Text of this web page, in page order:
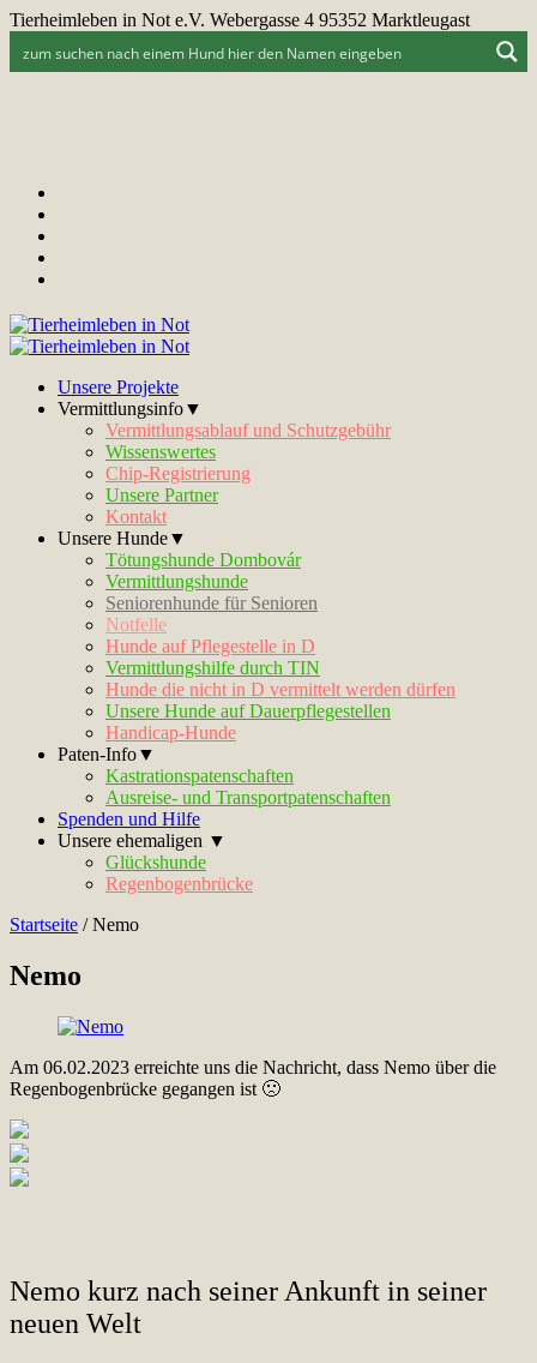
Tierheimleben in Not e.V. Webergasse 4 95352 Marktleugast
Unsere Projekte
Vermittlungsinfo▼
Vermittlungsablauf und Schutzgebühr
Wissenswertes
Chip-Registrierung
Unsere Partner
Kontakt
Unsere Hunde▼
Tötungshunde Dombovár
Vermittlungshunde
Seniorenhunde für Senioren
Notfelle
Hunde auf Pflegestelle in D
Vermittlungshilfe durch TIN
Hunde die nicht in D vermittelt werden dürfen
Unsere Hunde auf Dauerpflegestellen
Handicap-Hunde
Paten-Info▼
Kastrationspatenschaften
Ausreise- und Transportpatenschaften
Spenden und Hilfe
Unsere ehemaligen ▼
Glückshunde
Regenbogenbrücke
Startseite /Nemo
Nemo
Am 06.02.2023 erreichte uns die Nachricht, dass Nemo über die
Regenbogenbrücke gegangen ist 🙁
Nemo kurz nach seiner Ankunft in seiner
neuen Welt